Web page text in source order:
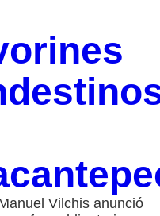
Vilchis anunció